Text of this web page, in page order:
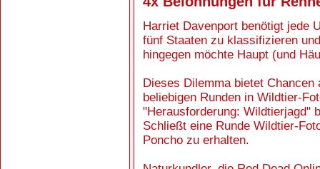
Harriet Davenport benötigt jede
fünf Staaten zu klassifizieren
hingegen möchte Haupt (und
Dieses Dilemma bietet
beliebigen Runden in Wildtier-
"Herausforderung: Wildtierjagd"
Schließt eine Runde Wildtier-
Poncho zu erhalten.